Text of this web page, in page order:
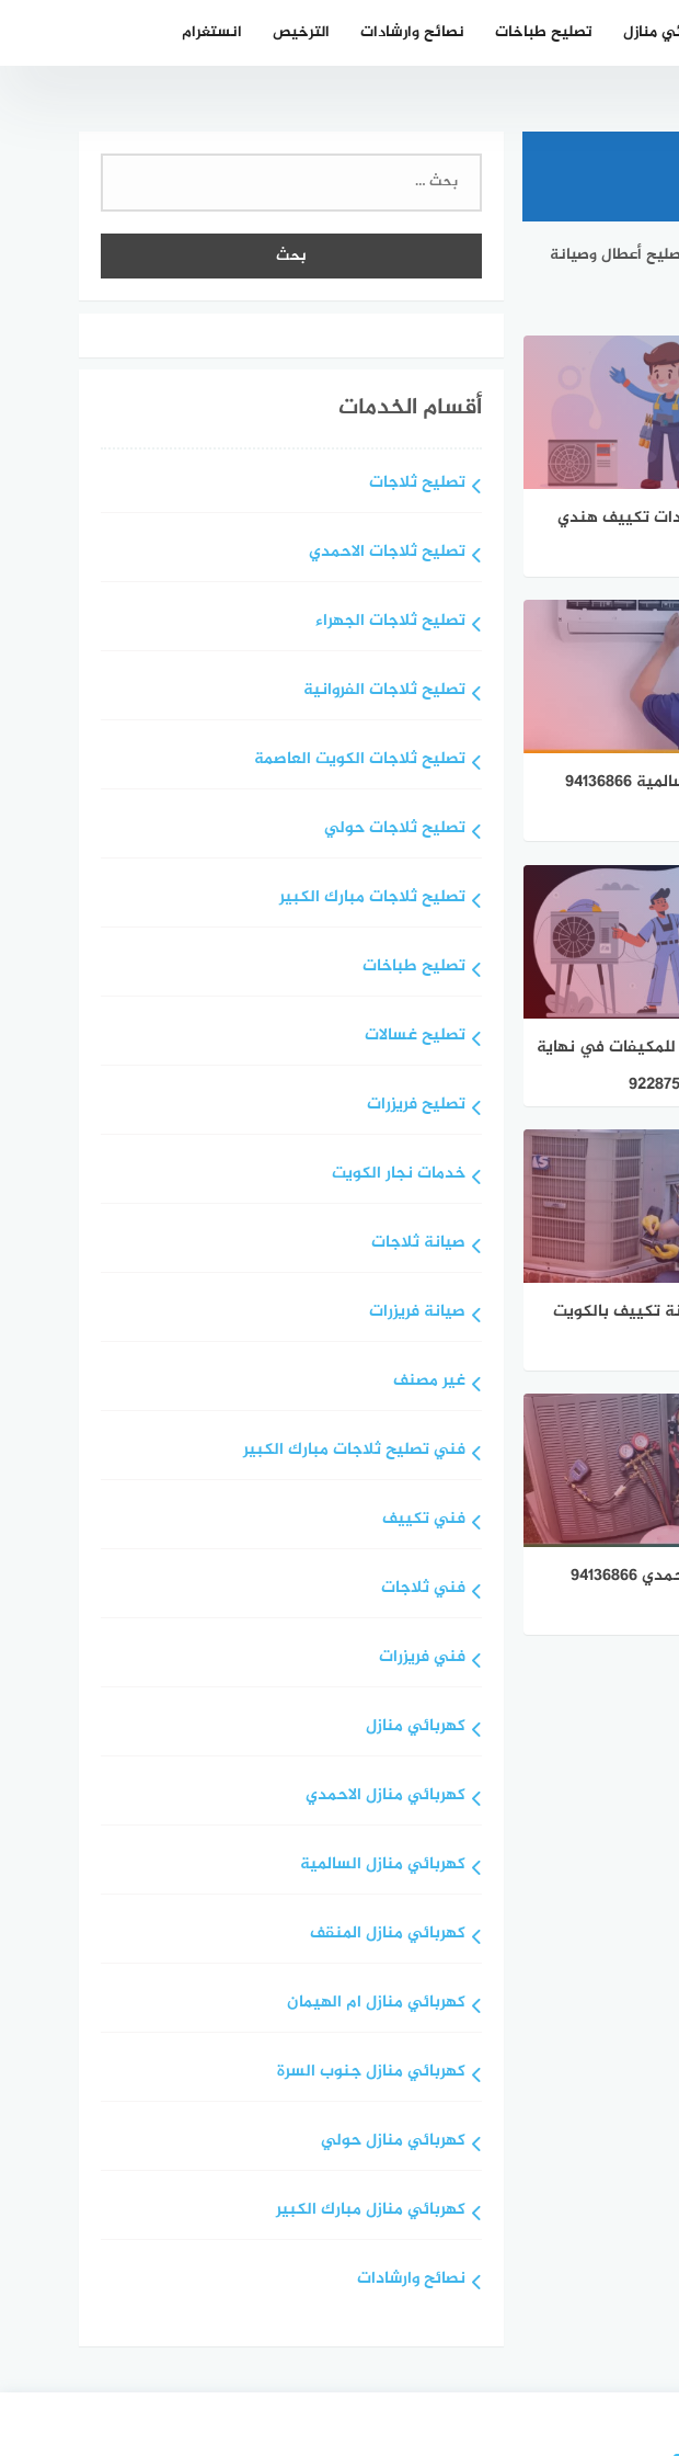
منازل تصليح طباخات نصائح وارشادات الترخيص انستغرام
أعطال وصيانة
تكييف هندي
للمكيفات في نهاية
تكييف بالكويت
البحث
أقسام الخدمات
تصليح ثلاجات
تصليح ثلاجات الاحمدي
تصليح ثلاجات الجهراء
تصليح ثلاجات الفروانية
تصليح ثلاجات الكويت العاصمة
تصليح ثلاجات حولي
تصليح ثلاجات مبارك الكبير
تصليح طباخات
تصليح غسالات
تصليح فريزرات
خدمات نجار الكويت
صيانة ثلاجات
صيانة فريزرات
غير مصنف
فني تصليح ثلاجات مبارك الكبير
فني تكييف
فني ثلاجات
فني فريزرات
كهربائي منازل
كهربائي منازل الاحمدي
كهربائي منازل السالمية
كهربائي منازل المنقف
كهربائي منازل ام الهيمان
كهربائي منازل جنوب السرة
كهربائي منازل حولي
كهربائي منازل مبارك الكبير
نصائح وارشادات